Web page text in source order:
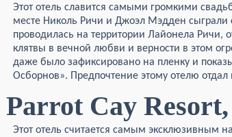
Этот отель славится самыми громкими
месте Николь Ричи и Джоэл Мэдден сыграли
проводилась на территории Лайонела
клятвы в вечной любви и верности в этом
даже было зафиксировано на пленку и
Осборнов». Предпочтение этому отелю
Parrot Cay
Этот отель считается самым эксклюзивным